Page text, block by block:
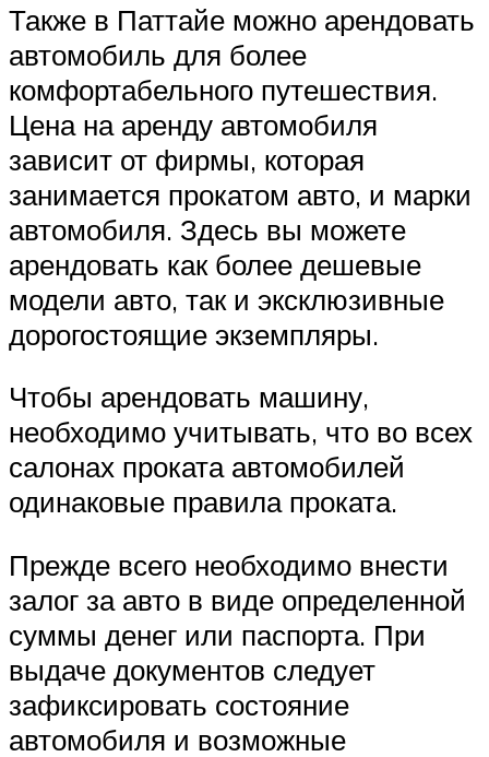
Также в Паттайе можно арендовать
автомобиль для более
комфортабельного путешествия.
Цена на аренду автомобиля
зависит от фирмы, которая
занимается прокатом авто, и марки
автомобиля. Здесь вы можете
арендовать как более дешевые
модели авто, так и эксклюзивные
дорогостоящие экземпляры.
Чтобы арендовать машину,
необходимо учитывать, что во всех
салонах проката автомобилей
одинаковые правила проката.
Прежде всего необходимо внести
залог за авто в виде определенной
суммы денег или паспорта. При
выдаче документов следует
зафиксировать состояние
автомобиля и возможные